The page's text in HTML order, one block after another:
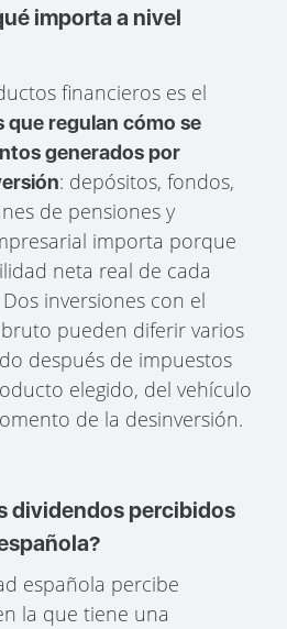
importa a nivel
financieros es el
regulan cómo se
generados por
: depósitos, fondos,
de pensiones y
importa porque
neta real de cada
inversiones con el
pueden diferir varios
después de impuestos
elegido, del vehículo
de la desinversión.
dividendos percibidos
española percibe
la que tiene una